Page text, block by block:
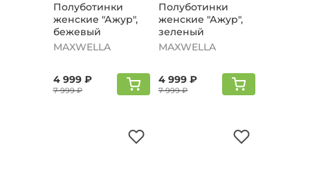
Полуботинки
женские "Ажур",
бежевый
MAXWELLA
4 999 ₽
7 999 ₽
Полуботинки
женские "Ажур",
зеленый
MAXWELLA
4 999 ₽
7 999 ₽